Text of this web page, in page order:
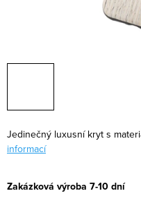
Jedinečný luxusní kryt s
informací
Zakázková výroba 7-10 dní